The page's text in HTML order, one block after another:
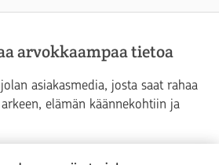
arvokkaampaa tietoa
asiakasmedia, josta saat rahaa
elämän käännekohtiin ja
Elämä
Yrityselämä